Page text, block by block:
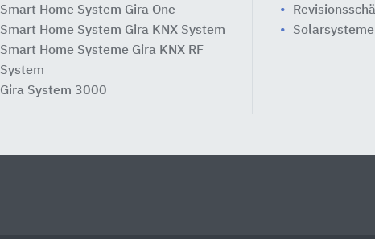
Smart Home System Gira One
Smart Home System Gira KNX System
Smart Home Systeme Gira KNX RF
System
Gira System 3000
Solarsysteme